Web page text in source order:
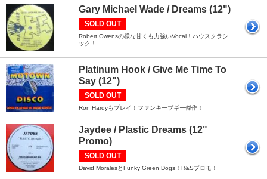
Gary Michael Wade / Dreams (12")
SOLD OUT
Robert Owensの様な甘くも力強いVocal！ハウスクラシ
ック！
Platinum Hook / Give Me Time To
Say (12")
SOLD OUT
Ron Hardyもプレイ！ファンキーブギー傑作！
Jaydee / Plastic Dreams (12"
Promo)
SOLD OUT
David MoralesとFunky Green Dogs！R&Sプロモ！